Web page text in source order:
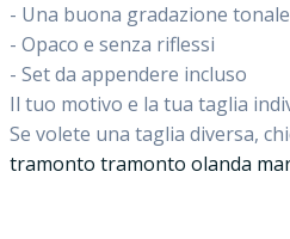
- Una buona gradazione
- Opaco e senza riflessi
- Set da appendere incluso
Il tuo motivo e la tua taglia
Se volete una taglia diversa,
tramonto tramonto olanda